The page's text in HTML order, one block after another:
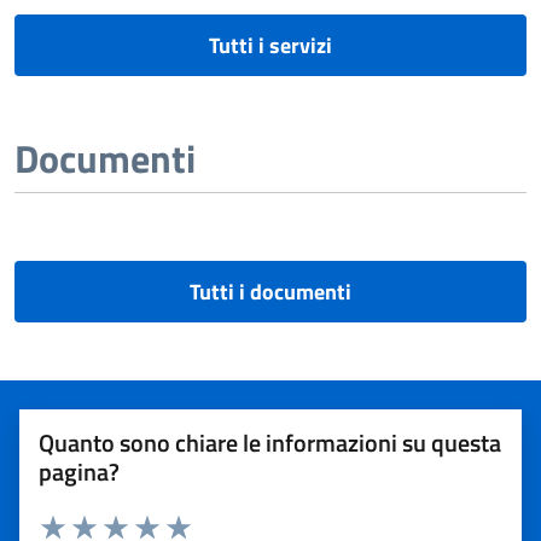
Tutti i servizi
Documenti
Tutti i documenti
Quanto sono chiare le informazioni su questa
pagina?
Rating: